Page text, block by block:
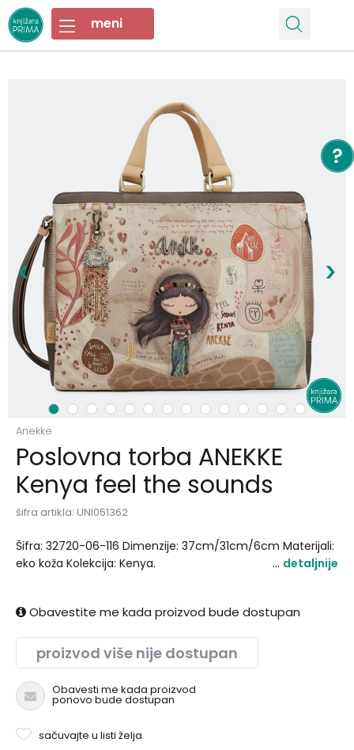
1 2 3 4 5 6 7 8 9 10 11 12 13 14
Anekke
Poslovna torba ANEKKE
Kenya feel the sounds
šifra artikla: UNI051362
Šifra: 32720-06-116 Dimenzije: 37cm/31cm/6cm Materijali:
eko koža Kolekcija: Kenya.
detaljnije
Obavestite me kada proizvod bude dostupan
proizvod više nije dostupan
Obavesti me kada proizvod
ponovo bude dostupan
sačuvajte u listi želja